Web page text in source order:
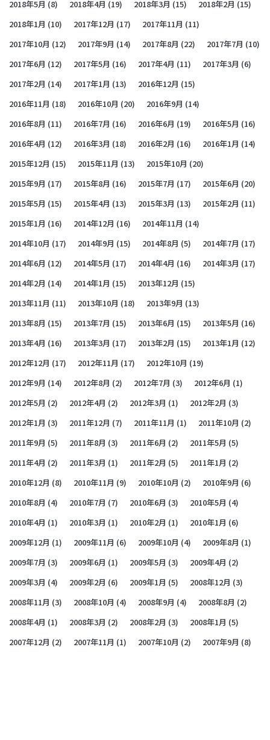
2018年5月 (8) 2018年4月 (19) 2018年3月 (15) 2018年2月 (15)
2018年1月 (10) 2017年12月 (17) 2017年11月 (11)
2017年10月 (12) 2017年9月 (14) 2017年8月 (22) 2017年7月 (10)
2017年6月 (12) 2017年5月 (16) 2017年4月 (11) 2017年3月 (6)
2017年2月 (14) 2017年1月 (13) 2016年12月 (15)
2016年11月 (18) 2016年10月 (20) 2016年9月 (14)
2016年8月 (11) 2016年7月 (16) 2016年6月 (19) 2016年5月 (16)
2016年4月 (12) 2016年3月 (18) 2016年2月 (16) 2016年1月 (14)
2015年12月 (15) 2015年11月 (13) 2015年10月 (20)
2015年9月 (17) 2015年8月 (16) 2015年7月 (17) 2015年6月 (20)
2015年5月 (15) 2015年4月 (13) 2015年3月 (13) 2015年2月 (11)
2015年1月 (16) 2014年12月 (16) 2014年11月 (14)
2014年10月 (17) 2014年9月 (15) 2014年8月 (5) 2014年7月 (17)
2014年6月 (12) 2014年5月 (17) 2014年4月 (16) 2014年3月 (17)
2014年2月 (14) 2014年1月 (15) 2013年12月 (15)
2013年11月 (11) 2013年10月 (18) 2013年9月 (13)
2013年8月 (15) 2013年7月 (15) 2013年6月 (15) 2013年5月 (16)
2013年4月 (16) 2013年3月 (17) 2013年2月 (15) 2013年1月 (12)
2012年12月 (17) 2012年11月 (17) 2012年10月 (19)
2012年9月 (14) 2012年8月 (2) 2012年7月 (3) 2012年6月 (1)
2012年5月 (2) 2012年4月 (2) 2012年3月 (1) 2012年2月 (3)
2012年1月 (3) 2011年12月 (7) 2011年11月 (1) 2011年10月 (2)
2011年9月 (5) 2011年8月 (3) 2011年6月 (2) 2011年5月 (5)
2011年4月 (2) 2011年3月 (1) 2011年2月 (5) 2011年1月 (2)
2010年12月 (8) 2010年11月 (9) 2010年10月 (2) 2010年9月 (6)
2010年8月 (4) 2010年7月 (7) 2010年6月 (3) 2010年5月 (4)
2010年4月 (1) 2010年3月 (1) 2010年2月 (1) 2010年1月 (6)
2009年12月 (1) 2009年11月 (6) 2009年10月 (4) 2009年8月 (1)
2009年7月 (3) 2009年6月 (1) 2009年5月 (3) 2009年4月 (2)
2009年3月 (4) 2009年2月 (6) 2009年1月 (5) 2008年12月 (3)
2008年11月 (3) 2008年10月 (4) 2008年9月 (4) 2008年8月 (2)
2008年4月 (1) 2008年3月 (2) 2008年2月 (3) 2008年1月 (5)
2007年12月 (2) 2007年11月 (1) 2007年10月 (2) 2007年9月 (8)